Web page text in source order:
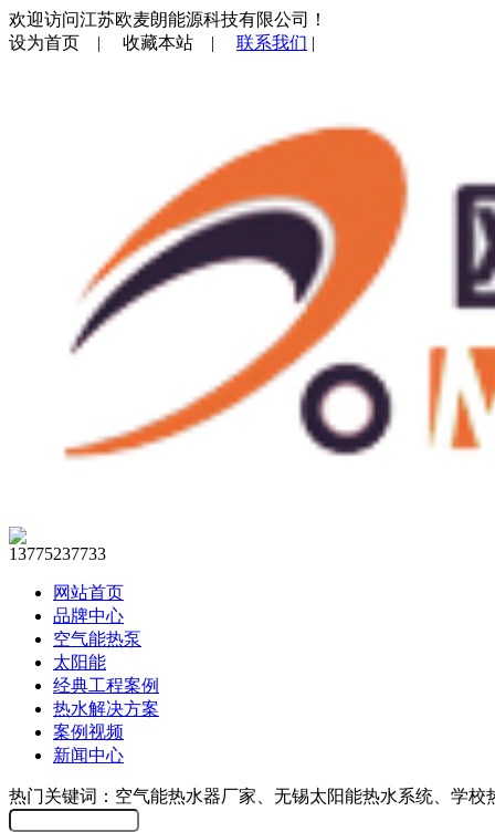
欢迎访问江苏欧麦朗能源科技有限公司！
设为首页 | 收藏本站 | 联系我们 |
13775237733
网站首页
品牌中心
空气能热泵
太阳能
经典工程案例
热水解决方案
案例视频
新闻中心
热门关键词：空气能热水器厂家、无锡太阳能热水系统、学校